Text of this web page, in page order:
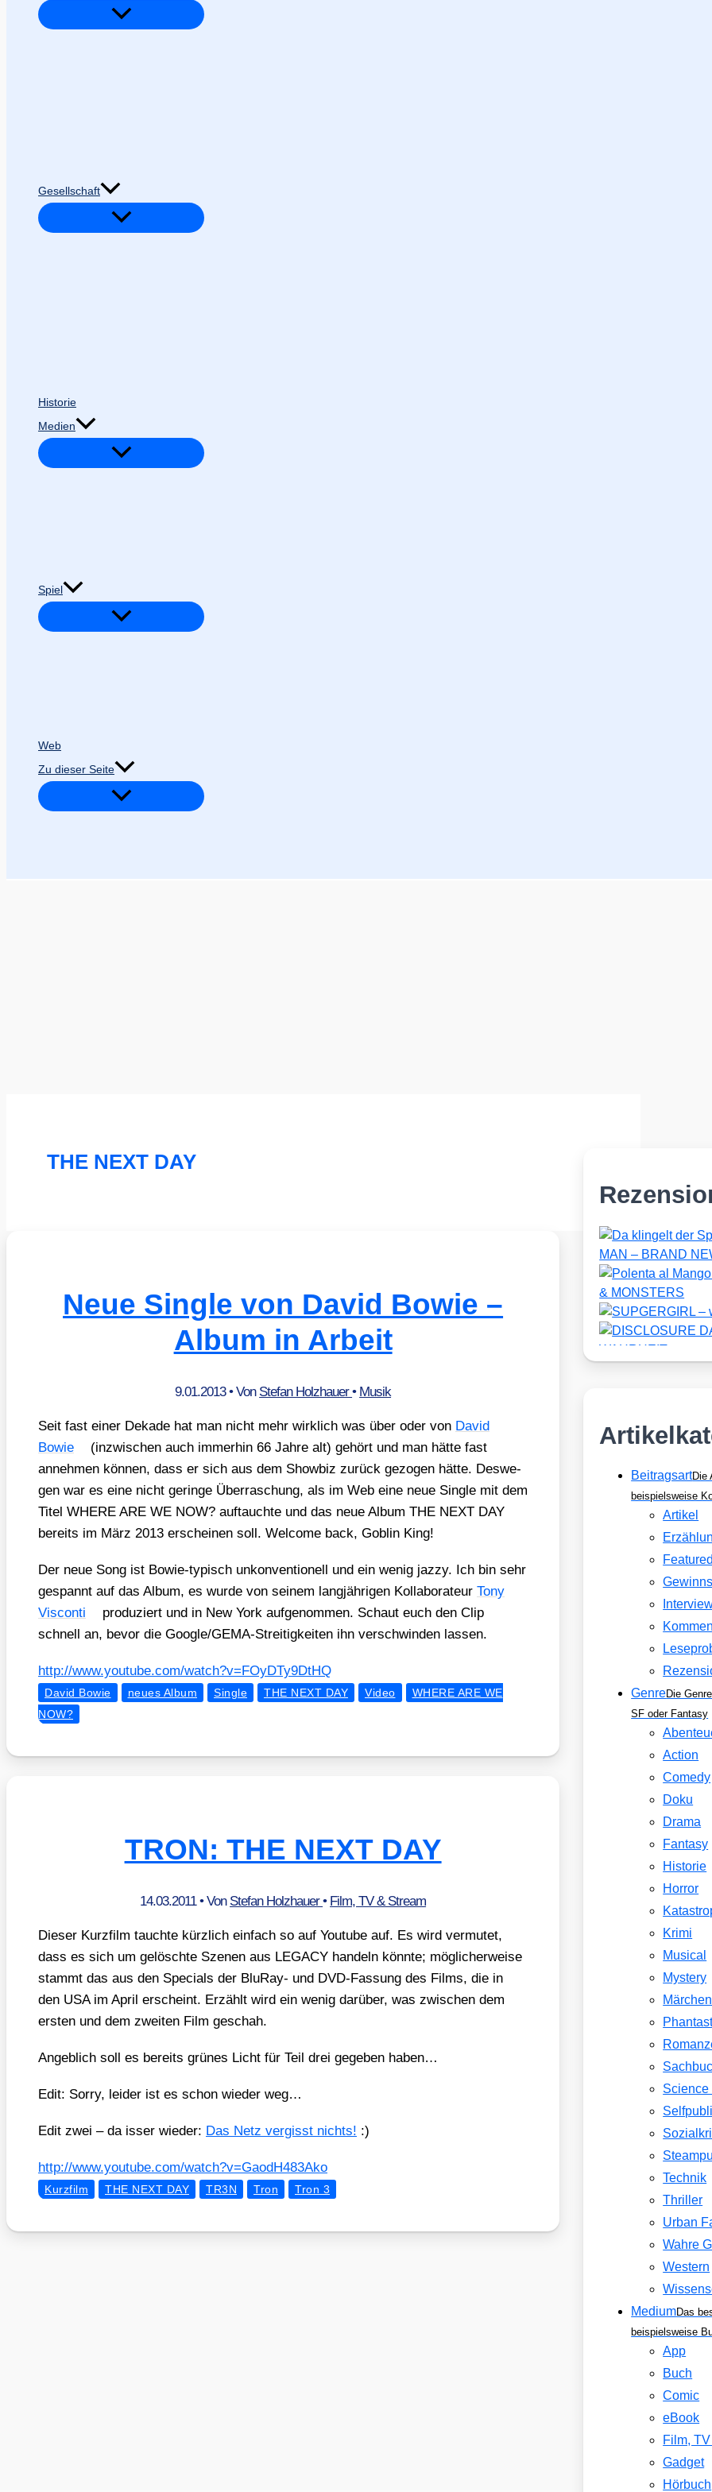
Gesellschaft
Historie
Medien
Spiel
Web
Zu dieser Seite
THE NEXT DAY
Neue Single von David Bowie –
Album in Arbeit
9.01.2013• Von Stefan Holzhauer• Musik
Seit fast einer Deka­de hat man nicht mehr wirk­lich was über oder von David
Bowie
(inzwi­schen auch immer­hin 66 Jah­re alt) gehört und man hät­te fast
anneh­men kön­nen, dass er sich aus dem Show­biz zurück gezo­gen hät­te. Des­we­
gen war es eine nicht gerin­ge Über­ra­schung, als im Web eine neue Sin­gle mit dem
Titel WHERE ARE WE NOW? auf­tauch­te und das neue Album THE NEXT DAY
bereits im März 2013 erschei­nen soll. Wel­co­me back, Goblin King!
Der neue Song ist Bowie-typisch unkon­ven­tio­nell und ein wenig jaz­zy. Ich bin sehr
gespannt auf das Album, es wur­de von sei­nem lang­jäh­ri­gen Kol­la­bo­ra­teur Tony
Vis­con­ti
pro­du­ziert und in New York auf­ge­nom­men. Schaut euch den Clip
schnell an, bevor die Goo­g­le/­GEMA-Strei­tig­kei­ten ihn ver­schwin­den las­sen.
http://​www​.you​tube​.com/​w​a​t​c​h​?​v​=​F​O​y​D​T​y​9​D​tHQ
David Bowie neues Album Single THE NEXT DAY Video
WHERE ARE WE
NOW?
TRON: THE NEXT DAY
14.03.2011• Von Stefan Holzhauer• Film, TV & Stream
Die­ser Kurz­film tauch­te kürz­lich ein­fach so auf You­tube auf. Es wird ver­mu­tet,
dass es sich um gelösch­te Sze­nen aus LEGACY han­deln könn­te; mög­li­cher­wei­se
stammt das aus den Spe­cials der Blu­Ray- und DVD-Fas­sung des Films, die in
den USA im April erscheint. Erzählt wird ein wenig dar­über, was zwi­schen dem
ers­ten und dem zwei­ten Film geschah.
Angeb­lich soll es bereits grü­nes Licht für Teil drei gege­ben haben…
Edit: Sor­ry, lei­der ist es schon wie­der weg…
Edit zwei – da isser wie­der: Das Netz ver­gisst nichts! :)
http://​www​.you​tube​.com/​w​a​t​c​h​?​v​=​G​a​o​d​H​4​8​3​Ako
Kurzfilm THE NEXT DAY TR3N Tron Tron 3
BeitragsartDie
beispielsweise
Artikel
GenreDie
SF oder Fantasy
Action
Comedy
Doku
Drama
Fantasy
Historie
Horror
Krimi
Musical
Mystery
Märchen
Science
Technik
Thriller
Urban
Wahre
Western
MediumDas
beispielsweise
App
Buch
Comic
eBook
Film,
Gadget
Hörbuch